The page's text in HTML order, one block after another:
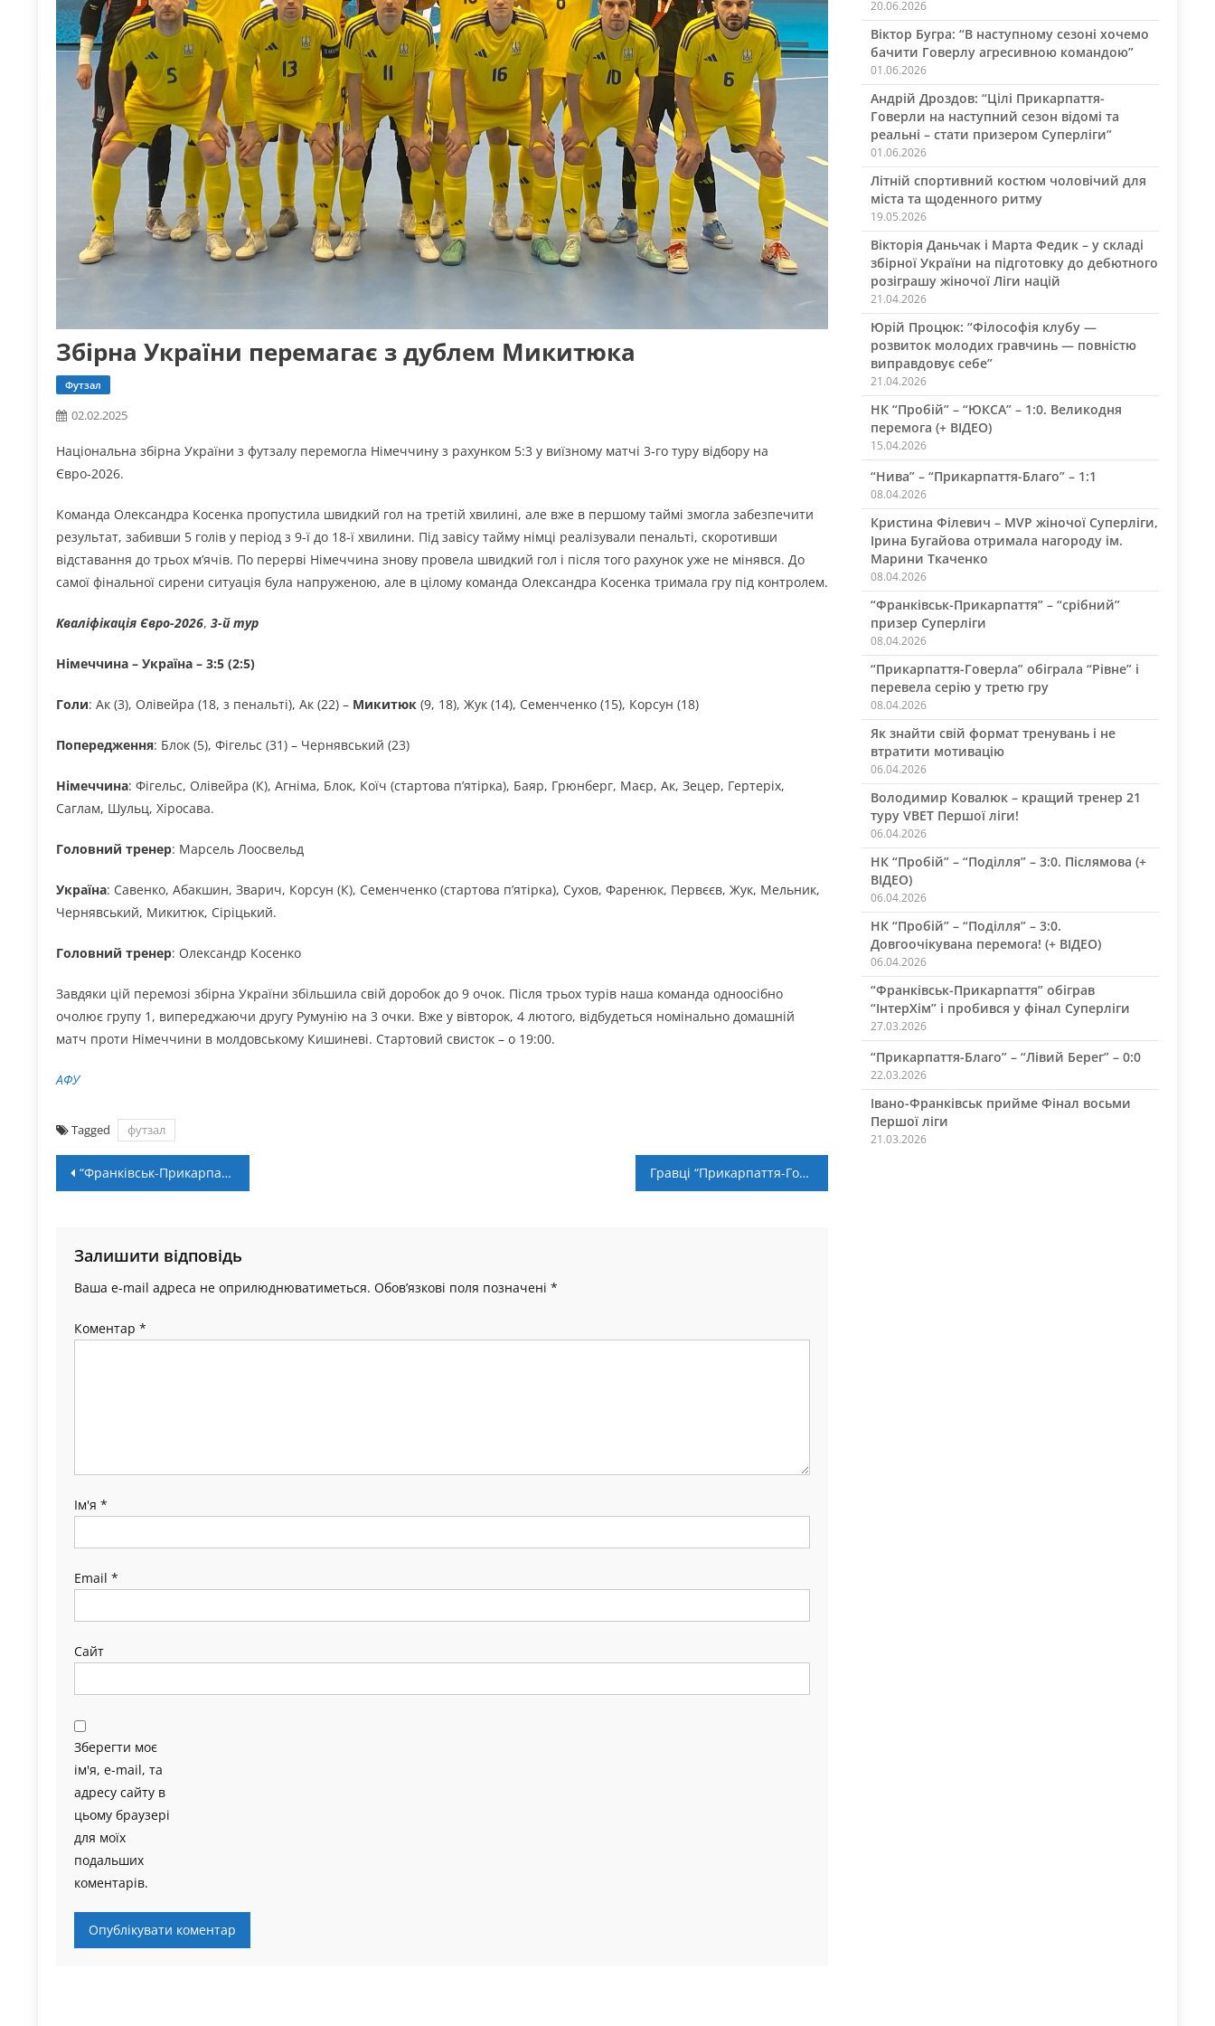
Збірна України перемагає з дублем Микитюка
Футзал
02.02.2025
Національна збірна України з футзалу перемогла Німеччину з рахунком 5:3 у виїзному матчі 3-го туру відбору на
Євро-2026.
Команда Олександра Косенка пропустила швидкий гол на третій хвилині, але вже в першому таймі змогла забезпечити
результат, забивши 5 голів у період з 9-ї до 18-ї хвилини. Під завісу тайму німці реалізували пенальті, скоротивши
відставання до трьох м’ячів. По перерві Німеччина знову провела швидкий гол і після того рахунок уже не мінявся. До
самої фінальної сирени ситуація була напруженою, але в цілому команда Олександра Косенка тримала гру під контролем.
Кваліфікація Євро-2026, 3-й тур
Німеччина – Україна – 3:5 (2:5)
Голи: Ак (3), Олівейра (18, з пенальті), Ак (22) – Микитюк (9, 18), Жук (14), Семенченко (15), Корсун (18)
Попередження: Блок (5), Фігельс (31) – Чернявський (23)
Німеччина: Фігельс, Олівейра (К), Агніма, Блок, Коїч (стартова п’ятірка), Баяр, Грюнберг, Маєр, Ак, Зецер, Гертеріх,
Саглам, Шульц, Хіросава.
Головний тренер: Марсель Лоосвельд
Україна: Савенко, Абакшин, Зварич, Корсун (К), Семенченко (стартова п’ятірка), Сухов, Фаренюк, Первєєв, Жук, Мельник,
Чернявський, Микитюк, Сіріцький.
Головний тренер: Олександр Косенко
Завдяки цій перемозі збірна України збільшила свій доробок до 9 очок. Після трьох турів наша команда одноосібно
очолює групу 1, випереджаючи другу Румунію на 3 очки. Вже у вівторок, 4 лютого, відбудеться номінально домашній
матч проти Німеччини в молдовському Кишиневі. Стартовий свисток – о 19:00.
АФУ
Tagged футзал
Навігація
“Франківськ-Прикарпаття” програв “Полонії” у EWBL Гравці “Прикарпаття-Говерли” провели майстер-клас для вихованців академії
Залишити відповідь
Ваша e-mail адреса не оприлюднюватиметься. Обов’язкові поля позначені *
Коментар *
Ім'я *
Email *
Сайт
Зберегти моє
ім'я, e-mail, та
адресу сайту в
цьому браузері
для моїх
подальших
коментарів.
20.06.2026
Віктор Бугра: “В наступному сезоні хочемо
бачити Говерлу агресивною командою”
01.06.2026
Андрій Дроздов: “Цілі Прикарпаття-
Говерли на наступний сезон відомі та
реальні – стати призером Суперліги”
01.06.2026
Літній спортивний костюм чоловічий для
міста та щоденного ритму
19.05.2026
Вікторія Даньчак і Марта Федик – у складі
збірної України на підготовку до дебютного
розіграшу жіночої Ліги націй
21.04.2026
Юрій Процюк: “Філософія клубу —
розвиток молодих гравчинь — повністю
виправдовує себе”
21.04.2026
НК “Пробій” – “ЮКСА” – 1:0. Великодня
перемога (+ ВІДЕО)
15.04.2026
“Нива” – “Прикарпаття-Благо” – 1:1
08.04.2026
Кристина Філевич – MVP жіночої Суперліги,
Ірина Бугайова отримала нагороду ім.
Марини Ткаченко
08.04.2026
“Франківськ-Прикарпаття” – “срібний”
призер Суперліги
08.04.2026
“Прикарпаття-Говерла” обіграла “Рівне” і
перевела серію у третю гру
08.04.2026
Як знайти свій формат тренувань і не
втратити мотивацію
06.04.2026
Володимир Ковалюк – кращий тренер 21
туру VBET Першої ліги!
06.04.2026
НК “Пробій” – “Поділля” – 3:0. Післямова (+
ВІДЕО)
06.04.2026
НК “Пробій” – “Поділля” – 3:0.
Довгоочікувана перемога! (+ ВІДЕО)
06.04.2026
“Франківськ-Прикарпаття” обіграв
“ІнтерХім” і пробився у фінал Суперліги
27.03.2026
“Прикарпаття-Благо” – “Лівий Берег” – 0:0
22.03.2026
Івано-Франківськ прийме Фінал восьми
Першої ліги
21.03.2026